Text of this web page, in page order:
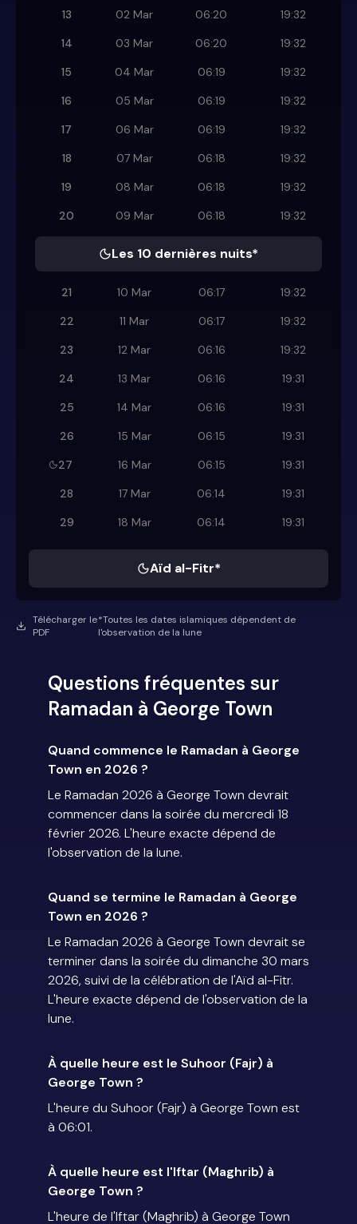
13
02 Mar 06:20
19:32
14
03 Mar 06:20
19:32
15
04 Mar 06:19
19:32
16
05 Mar 06:19
19:32
17
06 Mar 06:19
19:32
18
07 Mar 06:18
19:32
19
08 Mar 06:18
19:32
20
09 Mar 06:18 19:32
Les 10 dernières nuits*
21 10 Mar 06:17
19:32
22
11 Mar 06:17
19:32
23
12 Mar 06:16
19:32
24
13 Mar 06:16
19:31
25
14 Mar 06:16
19:31
26
15 Mar 06:15
19:31
27
16 Mar 06:15
19:31
28
17 Mar 06:14
19:31
29
18 Mar 06:14 19:31
Aïd al-Fitr*
Télécharger le
PDF
*Toutes les dates islamiques dépendent de
l'observation de la lune
Questions fréquentes sur
Ramadan à George Town
Quand commence le Ramadan à George
Town en 2026 ?
Le Ramadan 2026 à George Town devrait
commencer dans la soirée du mercredi 18
février 2026. L'heure exacte dépend de
l'observation de la lune.
Quand se termine le Ramadan à George
Town en 2026 ?
Le Ramadan 2026 à George Town devrait se
terminer dans la soirée du dimanche 30 mars
2026, suivi de la célébration de l'Aïd al-Fitr.
L'heure exacte dépend de l'observation de la
lune.
À quelle heure est le Suhoor (Fajr) à
George Town ?
L'heure du Suhoor (Fajr) à George Town est
à 06:01.
À quelle heure est l'Iftar (Maghrib) à
George Town ?
L'heure de l'Iftar (Maghrib) à George Town